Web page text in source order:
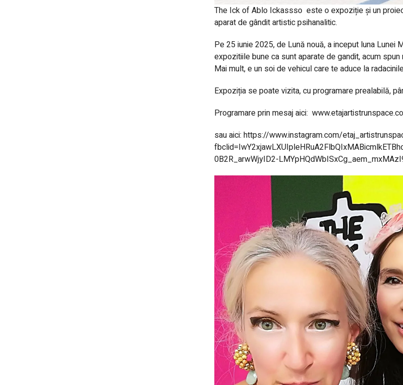
The Ick of Ablo Ickassso este o expoziție și un
aparat de gândit artistic psihanalitic.
Pe 25 iunie 2025, de Lună nouă, a inceput luna
expozitiile bune ca sunt aparate de gandit, acum
Mai mult, e un soi de vehicul care te aduce la
Expoziția se poate vizita, cu programare prealabilă,
Programare prin mesaj aici:
sau aici: https://www.instagram.com/
0B2R_arwWjyID2-